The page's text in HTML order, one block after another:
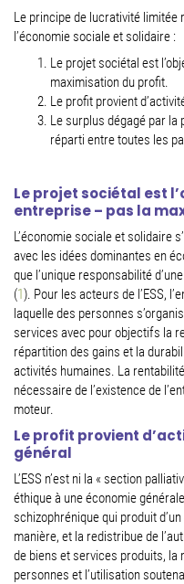
Le principe de lucrativité
l’économie sociale et solidaire :
Le projet sociétal est
maximisation du profit.
Le profit provient
Le surplus dégagé par
réparti entre toutes les
Le projet sociétal est
entreprise – pas la
L’économie sociale et solidaire
avec les idées dominantes en
que l’unique responsabilité
(1). Pour les acteurs de l’ESS,
laquelle des personnes
services avec pour objectifs la
répartition des gains et la
activités humaines. La
nécessaire de l’existence de
moteur.
Le profit provient
général
L’ESS n’est ni la « section
éthique à une économie
schizophrénique qui produit
manière, et la redistribue de
de biens et services produits, la
personnes et l’utilisation